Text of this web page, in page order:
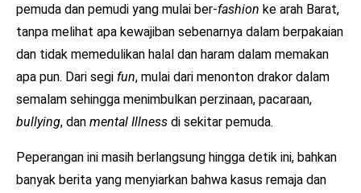
pemuda dan pemudi yang mulai ber-fashion ke arah Barat,
tanpa melihat apa kewajiban sebenarnya dalam berpakaian
dan tidak memedulikan halal dan haram dalam memakan
apa pun. Dari segi fun, mulai dari menonton drakor dalam
semalam sehingga menimbulkan perzinaan, pacaraan,
bullying, dan mental Illness di sekitar pemuda.
Peperangan ini masih berlangsung hingga detik ini, bahkan
banyak berita yang menyiarkan bahwa kasus remaja dan